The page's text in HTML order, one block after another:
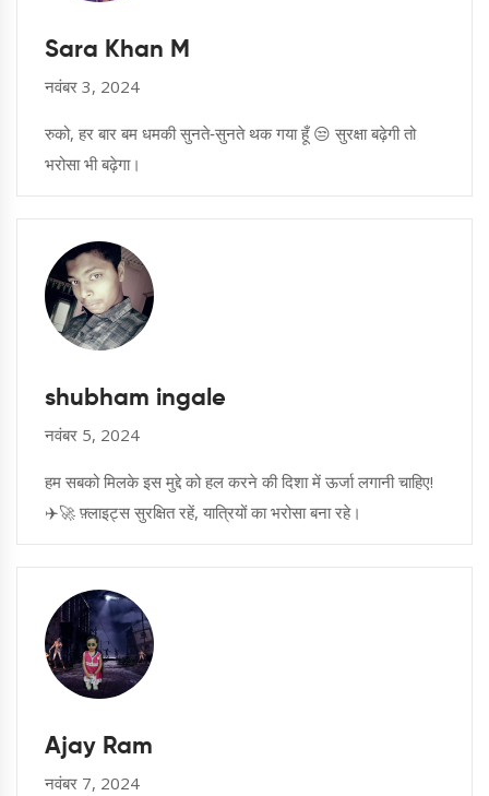
Sara Khan M
नवंबर 3, 2024
रुको, हर बार बम धमकी सुनते‑सुनते थक गया हूँ 😒 सुरक्षा बढ़ेगी तो
भरोसा भी बढ़ेगा।
shubham ingale
नवंबर 5, 2024
हम सबको मिलके इस मुद्दे को हल करने की दिशा में ऊर्जा लगानी चाहिए!
✈️🚀 फ़्लाइट्स सुरक्षित रहें, यात्रियों का भरोसा बना रहे।
Ajay Ram
नवंबर 7, 2024